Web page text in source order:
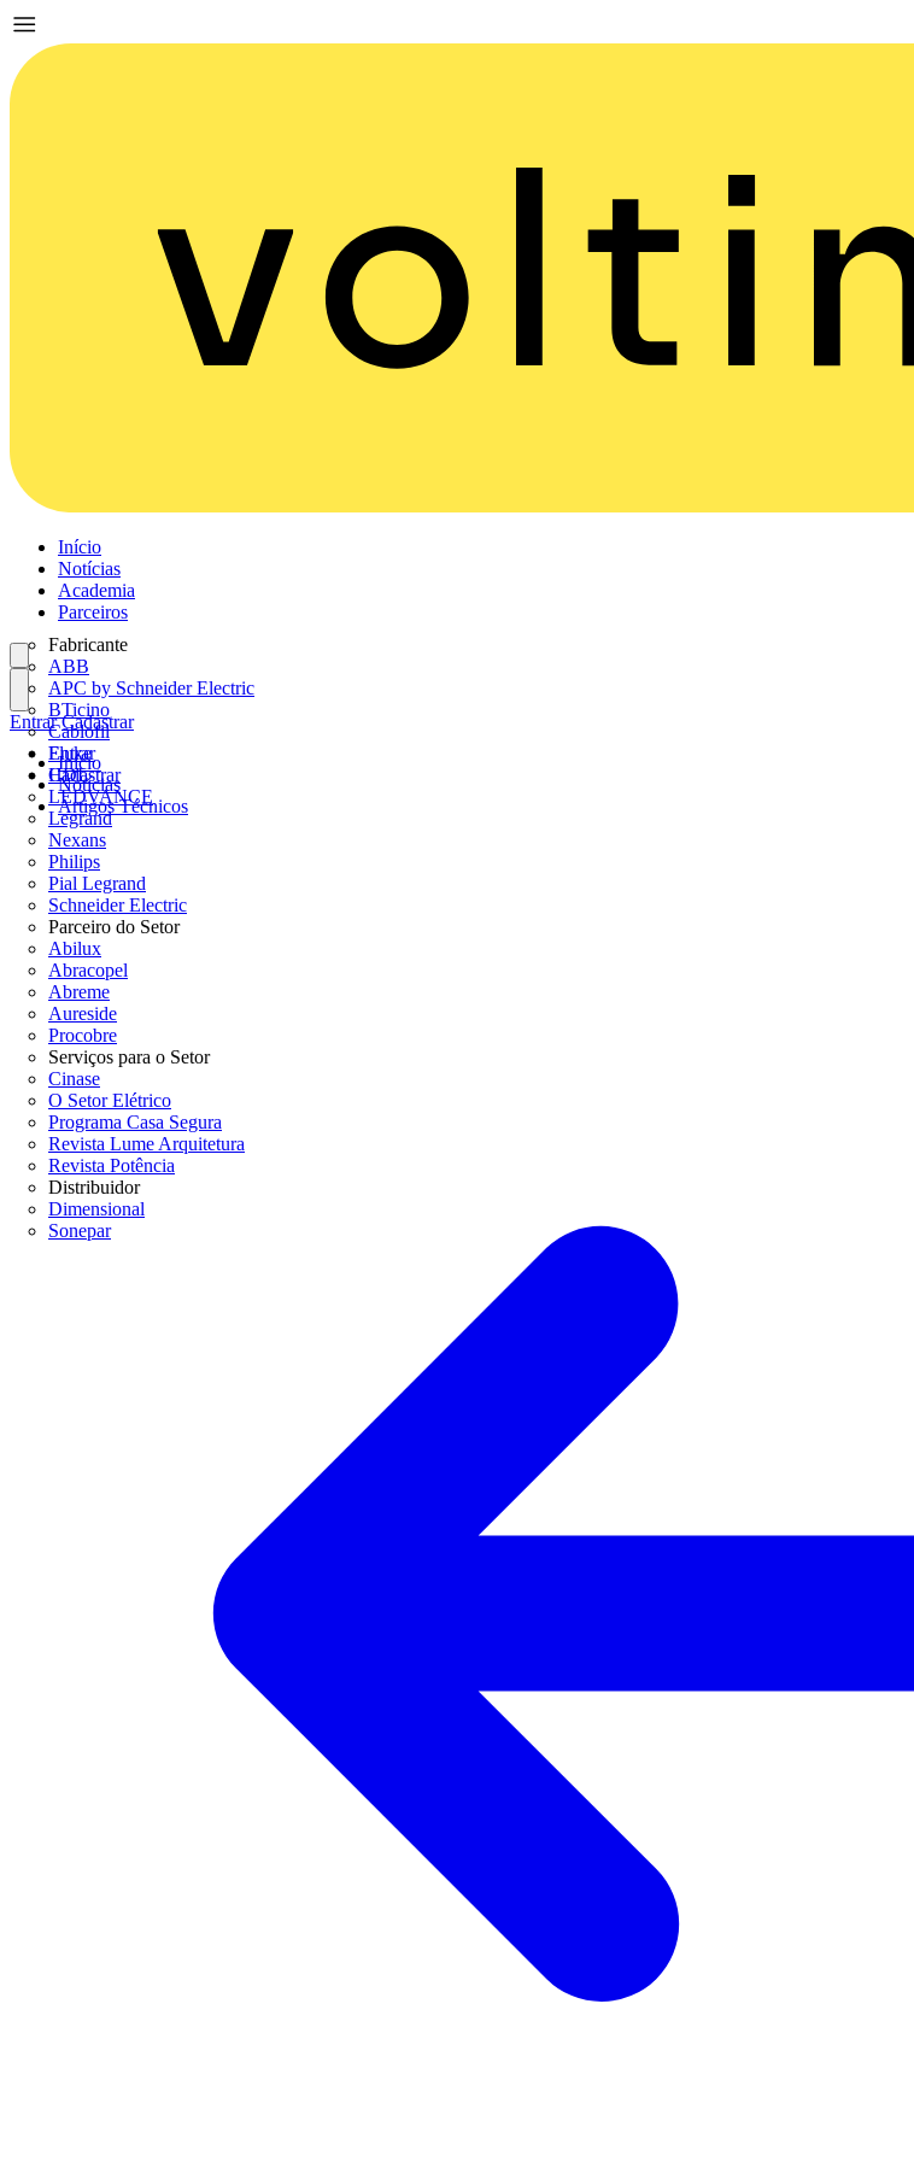
Início
Notícias
Academia
Parceiros
Fabricante
ABB
APC by Schneider Electric
BTicino
Cablofil
Fluke
HDL
LEDVANCE
Legrand
Nexans
Philips
Pial Legrand
Schneider Electric
Parceiro do Setor
Abilux
Abracopel
Abreme
Aureside
Procobre
Serviços para o Setor
Cinase
O Setor Elétrico
Programa Casa Segura
Revista Lume Arquitetura
Revista Potência
Distribuidor
Dimensional
Sonepar
Entrar
Cadastrar
Entrar Cadastrar
Início
Notícias
Artigos Técnicos